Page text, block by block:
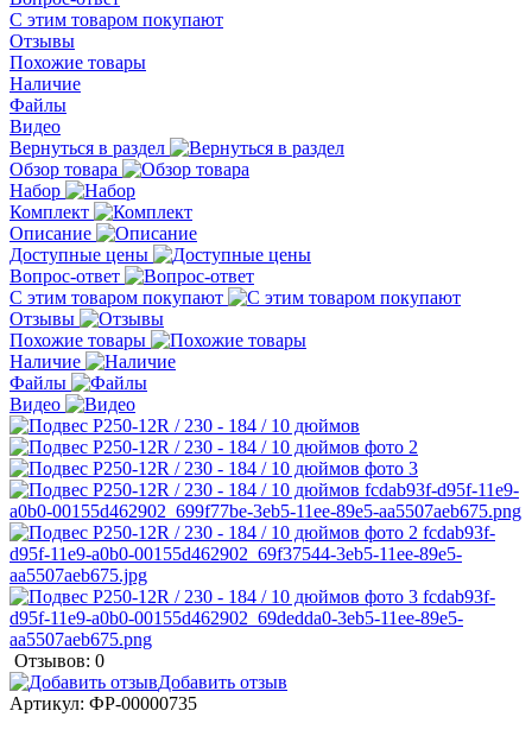
С этим товаром покупают
Отзывы
Похожие товары
Наличие
Файлы
Видео
Вернуться в раздел
Обзор товара
Набор
Комплект
Описание
Доступные цены
Вопрос-ответ
С этим товаром покупают
Отзывы
Похожие товары
Наличие
Файлы
Видео
Отзывов: 0
Добавить отзыв
Артикул: ФР-00000735